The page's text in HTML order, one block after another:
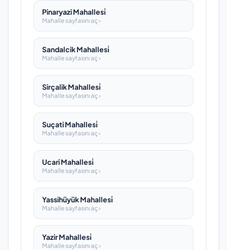
Pinaryazi Mahallesi̇
Mahalle sayfasını aç ›
Sandalcik Mahallesi̇
Mahalle sayfasını aç ›
Sirçalik Mahallesi̇
Mahalle sayfasını aç ›
Suçati Mahallesi̇
Mahalle sayfasını aç ›
Ucari Mahallesi̇
Mahalle sayfasını aç ›
Yassihüyük Mahallesi̇
Mahalle sayfasını aç ›
Yazir Mahallesi̇
Mahalle sayfasını aç ›